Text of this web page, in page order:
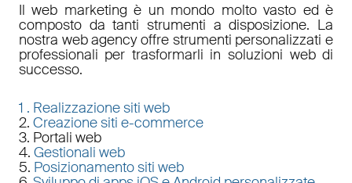
Ilweb marketing è un mondo molto vasto ed è
composto da tanti strumenti a disposizione. La
nostra web agencyoffre strumenti personalizzati e
professionali per trasformarli in soluzioni web di
successo.
1 . Realizzazione siti web
2. Creazione siti e-commerce
3. Portali web
4. Gestionali web
5. Posizionamento siti web